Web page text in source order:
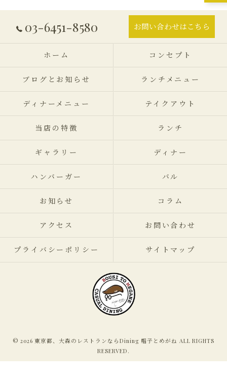
03-6451-8580 お問い合わせはこちら
ホーム コンセプト
ブログとお知らせ ランチメニュー
ディナーメニュー テイクアウト
当店の特徴 ランチ
ギャラリー ディナー
ハンバーガー バル
お知らせ コラム
アクセス お問い合わせ
プライバシーポリシー サイトマップ
© 2026 東京都、大森のレストランならDining 帽子とめがね ALL RIGHTS
RESERVED.